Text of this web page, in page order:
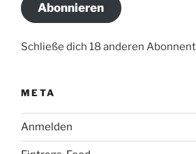
Abonnieren
Schließe dich 18 anderen
META
Anmelden